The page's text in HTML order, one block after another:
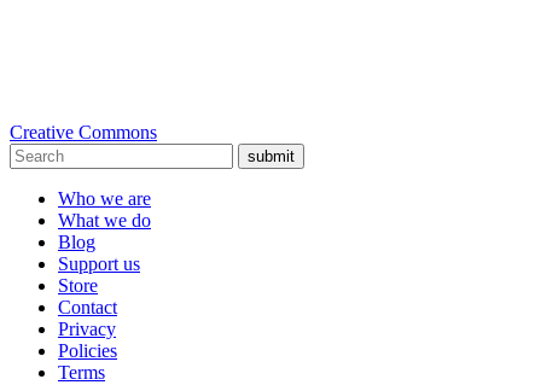
Creative Commons
submit
Who we are
What we do
Blog
Support us
Store
Contact
Privacy
Policies
Terms